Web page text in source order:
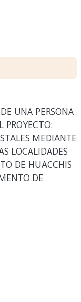
UNA PERSONA
PROYECTO:
MEDIANTE
LOCALIDADES
DE HUACCHIS
DE